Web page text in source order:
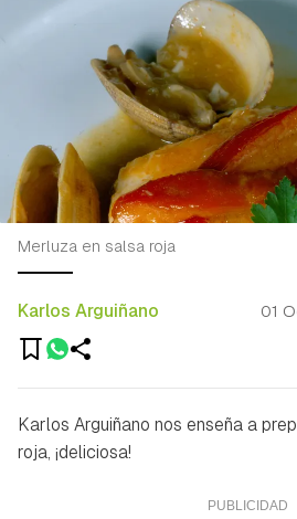
Karlos Arguiñano 01
Merluza en salsa roja
Karlos Arguiñano nos enseña a
roja, ¡deliciosa!